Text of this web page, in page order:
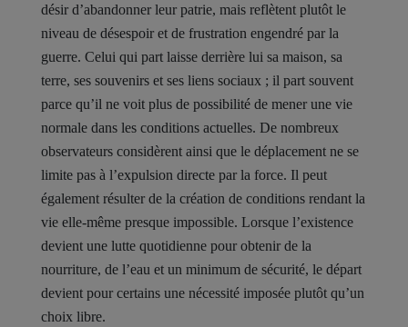
désir d’abandonner leur patrie, mais reflètent plutôt le
niveau de désespoir et de frustration engendré par la
guerre. Celui qui part laisse derrière lui sa maison, sa
terre, ses souvenirs et ses liens sociaux ; il part souvent
parce qu’il ne voit plus de possibilité de mener une vie
normale dans les conditions actuelles. De nombreux
observateurs considèrent ainsi que le déplacement ne se
limite pas à l’expulsion directe par la force. Il peut
également résulter de la création de conditions rendant la
vie elle-même presque impossible. Lorsque l’existence
devient une lutte quotidienne pour obtenir de la
nourriture, de l’eau et un minimum de sécurité, le départ
devient pour certains une nécessité imposée plutôt qu’un
choix libre.